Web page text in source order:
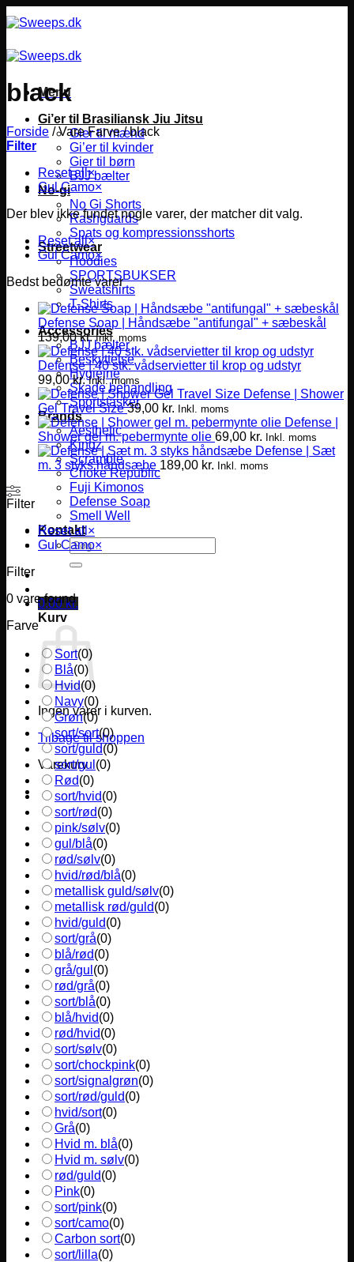
til
Menu
Gi’er til Brasiliansk Jiu Jitsu
Gier til mænd
Gi’er til kvinder
Gier til børn
BJJ bælter
No-gi
No Gi Shorts
Rashguards
Spats og kompressionsshorts
Streetwear
Hoodies
SPORTSBUKSER
Sweatshirts
T-Shirts
Accessories
BJJ bælter
Beskyttelse
Hygiejne
Skade behandling
Sportstasker
Brands
Aesthetic
Kingz
Scramble
Choke Republic
Fuji Kimonos
Defense Soap
Smell Well
Kontakt
Søg
efter:
0,00 kr.
Kurv
Ingen varer i kurven.
Tilbage til shoppen
Varekurv
black
Forside /Vare Farve/black
Filter
Reset all×
Gul Camo×
Der blev ikke fundet nogle varer, der matcher dit valg.
Reset all×
Gul Camo×
Bedst bedømte varer
Defense Soap | Håndsæbe "antifungal" + sæbeskål
139,00kr. Inkl. moms
Defense | 40 stk. vådservietter til krop og udstyr
99,00kr. Inkl. moms
Defense | Shower
Gel Travel Size 39,00 kr. Inkl. moms
Defense |
Shower gel m. pebermynte olie 69,00 kr. Inkl. moms
Defense | Sæt
m. 3 styks håndsæbe 189,00 kr. Inkl. moms
Filter
Reset all ×
Gul Camo×
Filter
0 vare found
Farve
Sort(0)
Blå(0)
Hvid(0)
Navy(0)
Grøn(0)
sort/sort(0)
sort/guld(0)
sort/gul (0)
Rød(0)
sort/hvid(0)
sort/rød(0)
pink/sølv(0)
gul/blå(0)
rød/sølv(0)
hvid/rød/blå(0)
metallisk guld/sølv(0)
metallisk rød/guld(0)
hvid/guld(0)
sort/grå(0)
blå/rød(0)
grå/gul (0)
rød/grå(0)
sort/blå(0)
blå/hvid(0)
rød/hvid(0)
sort/sølv(0)
sort/chockpink(0)
sort/signalgrøn(0)
sort/rød/guld(0)
hvid/sort(0)
Grå(0)
Hvid m. blå(0)
Hvid m. sølv(0)
rød/guld(0)
Pink(0)
sort/pink(0)
sort/camo(0)
Carbon sort(0)
sort/lilla(0)